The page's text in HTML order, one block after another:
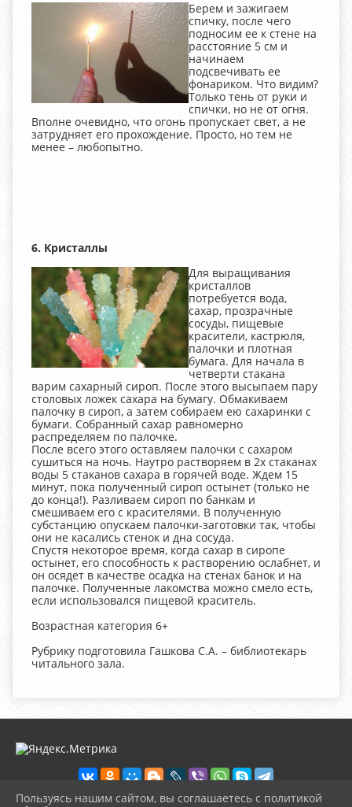
Берем и зажигаем
спичку, после чего
подносим ее к стене на
расстояние 5 см и
начинаем
подсвечивать ее
фонариком. Что видим?
Только тень от руки и
спички, но не от огня.
Вполне очевидно, что огонь пропускает свет, а не
затрудняет его прохождение. Просто, но тем не
менее – любопытно.
6. Кристаллы
Для выращивания
кристаллов
потребуется вода,
сахар, прозрачные
сосуды, пищевые
красители, кастрюля,
палочки и плотная
бумага. Для начала в
четверти стакана
варим сахарный сироп. После этого высыпаем пару
столовых ложек сахара на бумагу. Обмакиваем
палочку в сироп, а затем собираем ею сахаринки с
бумаги. Собранный сахар равномерно
распределяем по палочке.
После всего этого оставляем палочки с сахаром
сушиться на ночь. Наутро растворяем в 2х стаканах
воды 5 стаканов сахара в горячей воде. Ждем 15
минут, пока полученный сироп остынет (только не
до конца!). Разливаем сироп по банкам и
смешиваем его с красителями. В полученную
субстанцию опускаем палочки-заготовки так, чтобы
они не касались стенок и дна сосуда.
Спустя некоторое время, когда сахар в сиропе
остынет, его способность к растворению ослабнет, и
он осядет в качестве осадка на стенах банок и на
палочке. Полученные лакомства можно смело есть,
если использовался пищевой краситель.
Возрастная категория 6+
Рубрику подготовила Гашкова С.А. – библиотекарь
читального зала.
Пользуясь нашим сайтом, вы соглашаетесь с политикой